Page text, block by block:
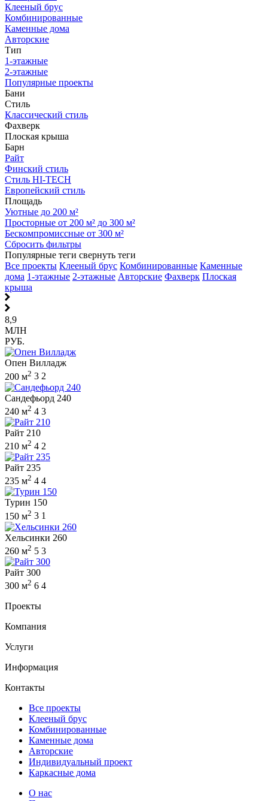
Клееный брус
Комбинированные
Каменные дома
Авторские
Тип
1-этажные
2-этажные
Популярные проекты
Бани
Стиль
Классический стиль
Фахверк
Плоская крыша
Барн
Райт
Финский стиль
Стиль HI-TECH
Европейский стиль
Площадь
Уютные до 200 м²
Просторные от 200 м² до 300 м²
Бескомпромиссные от 300 м²
Сбросить фильтры
Популярные теги свернуть теги
Все проекты Клееный брус Комбинированные Каменные
дома 1-этажные 2-этажные Авторские Фахверк Плоская
крыша
8,9
МЛН
РУБ.
Опен Вилладж
200 м2 3 2
Сандефьорд 240
240 м2 4 3
Райт 210
210 м2 4 2
Райт 235
235 м2 4 4
Турин 150
150 м2 3 1
Хельсинки 260
260 м2 5 3
Райт 300
300 м2 6 4
Проекты
Компания
Услуги
Информация
Контакты
Все проекты
Клееный брус
Комбинированные
Каменные дома
Авторские
Индивидуальный проект
Каркасные дома
О нас